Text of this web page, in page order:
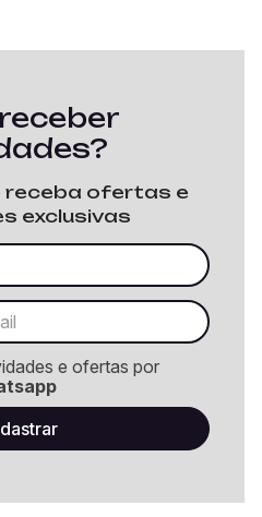
receba ofertas e
exclusivas
e ofertas por